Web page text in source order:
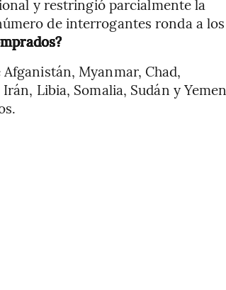
y restringió parcialmente la
de interrogantes ronda a los
Myanmar, Chad,
Libia, Somalia, Sudán y Yemen